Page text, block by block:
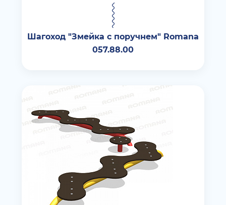
Шагоход "Змейка с поручнем" Romana
057.88.00